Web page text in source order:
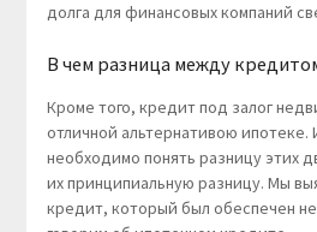
долга для финансовых компаний
В чем разница между
Кроме того, кредит под залог
отличной альтернативою
необходимо понять разницу этих
их принципиальную разницу. Мы
кредит, который был обеспечен